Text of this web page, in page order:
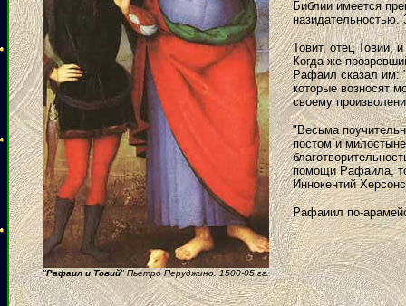
"Рафаил и Товий" Пьетро Перуджино. 1500-05 гг.
Библии имеется
Товит, отец Товии,
Когда же
Рафаил сказал им:
которые возносят
своему
"Весьма
постом и
помощи Рафаила,
Иннокентий
Рафаиил по-